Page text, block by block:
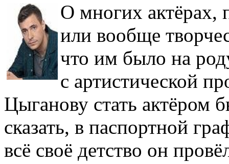
О многих актёрах,
или вообще
что им было на
с артистической
Цыганову стать актёром
сказать, в паспортной
всё своё детство он